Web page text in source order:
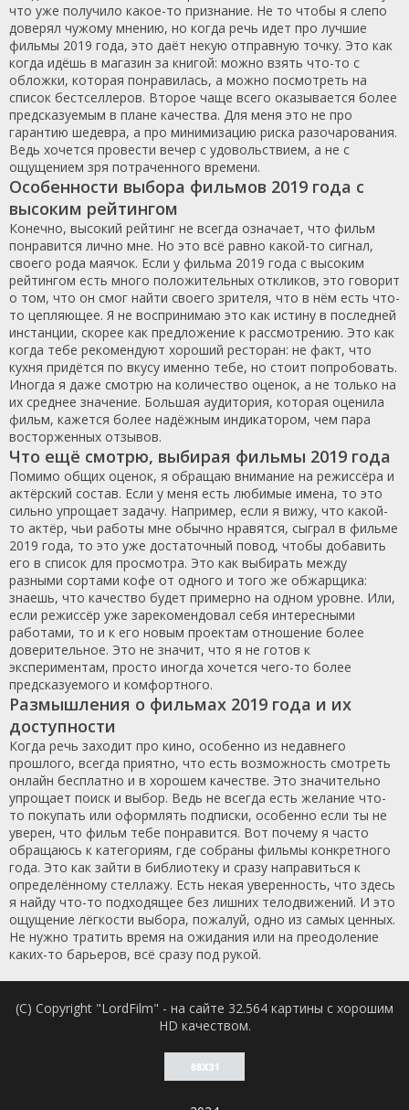
что уже получило какое-то признание. Не то чтобы я слепо
доверял чужому мнению, но когда речь идет про лучшие
фильмы 2019 года, это даёт некую отправную точку. Это как
когда идёшь в магазин за книгой: можно взять что-то с
обложки, которая понравилась, а можно посмотреть на
список бестселлеров. Второе чаще всего оказывается более
предсказуемым в плане качества. Для меня это не про
гарантию шедевра, а про минимизацию риска разочарования.
Ведь хочется провести вечер с удовольствием, а не с
ощущением зря потраченного времени.
Особенности выбора фильмов 2019 года с
высоким рейтингом
Конечно, высокий рейтинг не всегда означает, что фильм
понравится лично мне. Но это всё равно какой-то сигнал,
своего рода маячок. Если у фильма 2019 года с высоким
рейтингом есть много положительных откликов, это говорит
о том, что он смог найти своего зрителя, что в нём есть что-
то цепляющее. Я не воспринимаю это как истину в последней
инстанции, скорее как предложение к рассмотрению. Это как
когда тебе рекомендуют хороший ресторан: не факт, что
кухня придётся по вкусу именно тебе, но стоит попробовать.
Иногда я даже смотрю на количество оценок, а не только на
их среднее значение. Большая аудитория, которая оценила
фильм, кажется более надёжным индикатором, чем пара
восторженных отзывов.
Что ещё смотрю, выбирая фильмы 2019 года
Помимо общих оценок, я обращаю внимание на режиссёра и
актёрский состав. Если у меня есть любимые имена, то это
сильно упрощает задачу. Например, если я вижу, что какой-
то актёр, чьи работы мне обычно нравятся, сыграл в фильме
2019 года, то это уже достаточный повод, чтобы добавить
его в список для просмотра. Это как выбирать между
разными сортами кофе от одного и того же обжарщика:
знаешь, что качество будет примерно на одном уровне. Или,
если режиссёр уже зарекомендовал себя интересными
работами, то и к его новым проектам отношение более
доверительное. Это не значит, что я не готов к
экспериментам, просто иногда хочется чего-то более
предсказуемого и комфортного.
Размышления о фильмах 2019 года и их
доступности
Когда речь заходит про кино, особенно из недавнего
прошлого, всегда приятно, что есть возможность смотреть
онлайн бесплатно и в хорошем качестве. Это значительно
упрощает поиск и выбор. Ведь не всегда есть желание что-
то покупать или оформлять подписки, особенно если ты не
уверен, что фильм тебе понравится. Вот почему я часто
обращаюсь к категориям, где собраны фильмы конкретного
года. Это как зайти в библиотеку и сразу направиться к
определённому стеллажу. Есть некая уверенность, что здесь
я найду что-то подходящее без лишних телодвижений. И это
ощущение лёгкости выбора, пожалуй, одно из самых ценных.
Не нужно тратить время на ожидания или на преодоление
каких-то барьеров, всё сразу под рукой.
(C) Copyright "LordFilm" - на сайте 32.564 картины с хорошим
HD качеством.